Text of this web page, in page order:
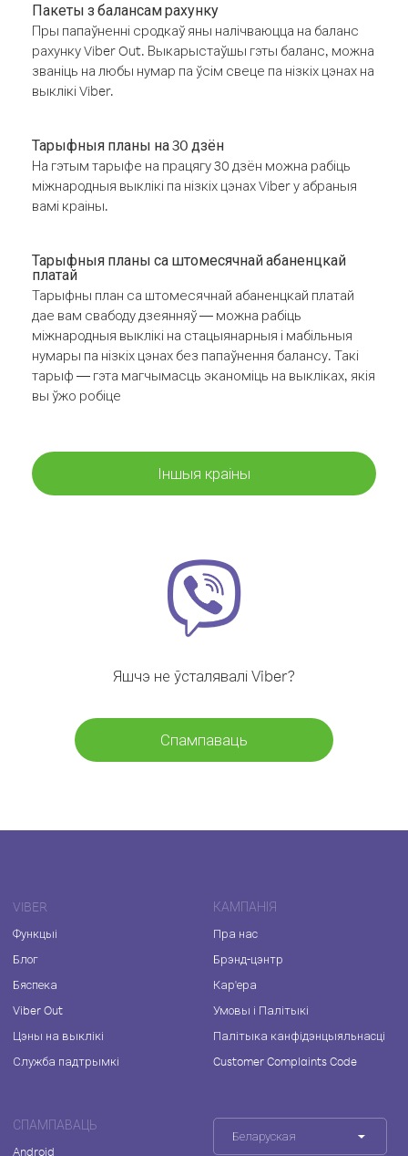
Пакеты з балансам рахунку
Пры папаўненні сродкаў яны налічваюцца на баланс
рахунку Viber Out. Выкарыстаўшы гэты баланс, можна
званіць на любы нумар па ўсім свеце па нізкіх цэнах на
выклікі Viber.
Тарыфныя планы на 30 дзён
На гэтым тарыфе на працягу 30 дзён можна рабіць
міжнародныя выклікі па нізкіх цэнах Viber у абраныя
вамі краіны.
Тарыфныя планы са штомесячнай абаненцкай
платай
Тарыфны план са штомесячнай абаненцкай платай
дае вам свабоду дзеянняў — можна рабіць
міжнародныя выклікі на стацыянарныя і мабільныя
нумары па нізкіх цэнах без папаўнення балансу. Такі
тарыф — гэта магчымасць эканоміць на выкліках, якія
вы ўжо робіце
Іншыя краіны
Яшчэ не ўсталявалі Viber?
Спампаваць
VIBER
Функцыі
Блог
Бяспека
Viber Out
Цэны на выклікі
Служба падтрымкі
КАМПАНІЯ
Пра нас
Брэнд-цэнтр
Кар'ера
Умовы і Палітыкі
Палітыка канфідэнцыяльнасці
Customer Complaints Code
СПАМПАВАЦЬ
Android
Беларуская